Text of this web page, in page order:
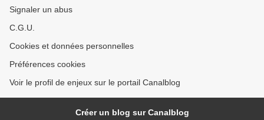
Signaler un abus
C.G.U.
Cookies et données personnelles
Préférences cookies
Voir le profil de enjeux sur le portail Canalblog
Créer un blog sur Canalblog